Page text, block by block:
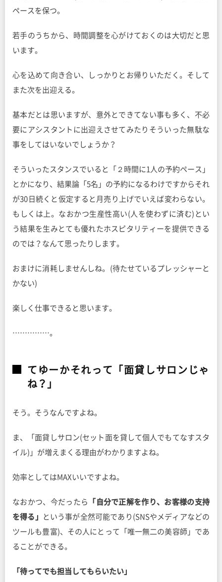
ペースを保つ。
若手のうちから、時間調整を心がけておくのは大切だと思
います。
心を込めて向き合い、しっかりとお帰りいただく。そして
また次を出迎える。
基本だとは思いますが、意外とできてない事も多く、不必
要にアシスタントに出迎えさせてみたりそういった無駄な
事をしてはいないでしょうか？
そういったスタンスでいると「２時間に1人の予約ペース」
とかになり、結果論「5名」の予約になるわけですからそれ
が30日続くと仮定すると月売り上げでいえば変わらない。
もしくは上。なおかつ生産性高い(人を使わずに済む)とい
う結果を生みとても優れたホスピタリティーを提供できる
のでは？なんて思ったりします。
おまけに消耗しませんしね。(待たせているプレッシャーと
かない)
楽しく仕事できると思います。
……………。
てゆーかそれって「面貸しサロンじゃ
ね？」
そう。そうなんですよね。
ま、「面貸しサロン(セット面を貸して個人でもてなすスタ
イル)」が増えまくる理由がわかりますよね。
効率としてはMAXいいですよね。
なおかつ、今だったら
「自分で正解を作り、お客様の支持
を得る」
という事が全然可能であり(SNSやメディアなどの
ツールも豊富)、その人にとって「唯一無二の美容師」であ
ることができる。
「待ってでも担当してもらいたい」